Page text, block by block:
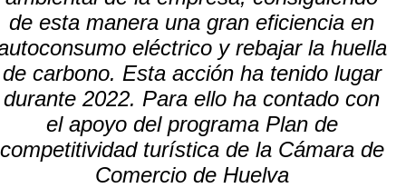
de esta manera una gran eficiencia en
eléctrico y rebajar la huella
de carbono. Esta acción ha tenido lugar
durante 2022. Para ello ha contado con
el apoyo del programa Plan de
competitividad turística de la Cámara de
Comercio de Huelva